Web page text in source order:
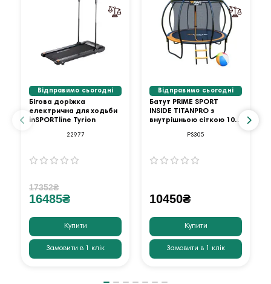
Відправимо сьогодні
Бігова доріжка
електрична для ходьби
inSPORTline Tyrion
22977
17352₴
16485₴
Купити
Замовити в 1 клік
Відправимо сьогодні
Батут PRIME SPORT
INSIDE TITANPRO з
внутрішньою сіткою 10
PS305
10450₴
Купити
Замовити в 1 клік